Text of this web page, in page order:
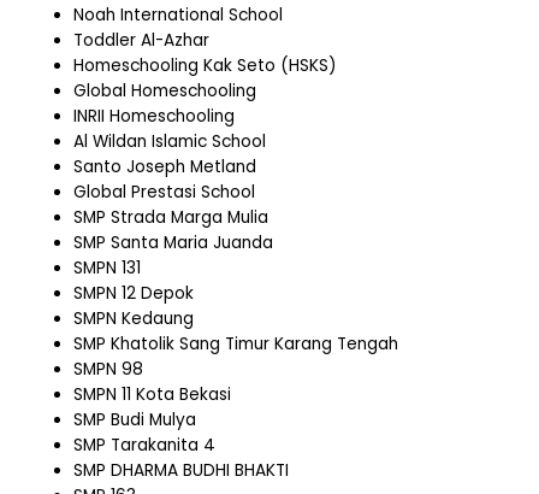
Noah International School
Toddler Al-Azhar
Homeschooling Kak Seto (HSKS)
Global Homeschooling
INRII Homeschooling
Al Wildan Islamic School
Santo Joseph Metland
Global Prestasi School
SMP Strada Marga Mulia
SMP Santa Maria Juanda
SMPN 131
SMPN 12 Depok
SMPN Kedaung
SMP Khatolik Sang Timur Karang Tengah
SMPN 98
SMPN 11 Kota Bekasi
SMP Budi Mulya
SMP Tarakanita 4
SMP DHARMA BUDHI BHAKTI